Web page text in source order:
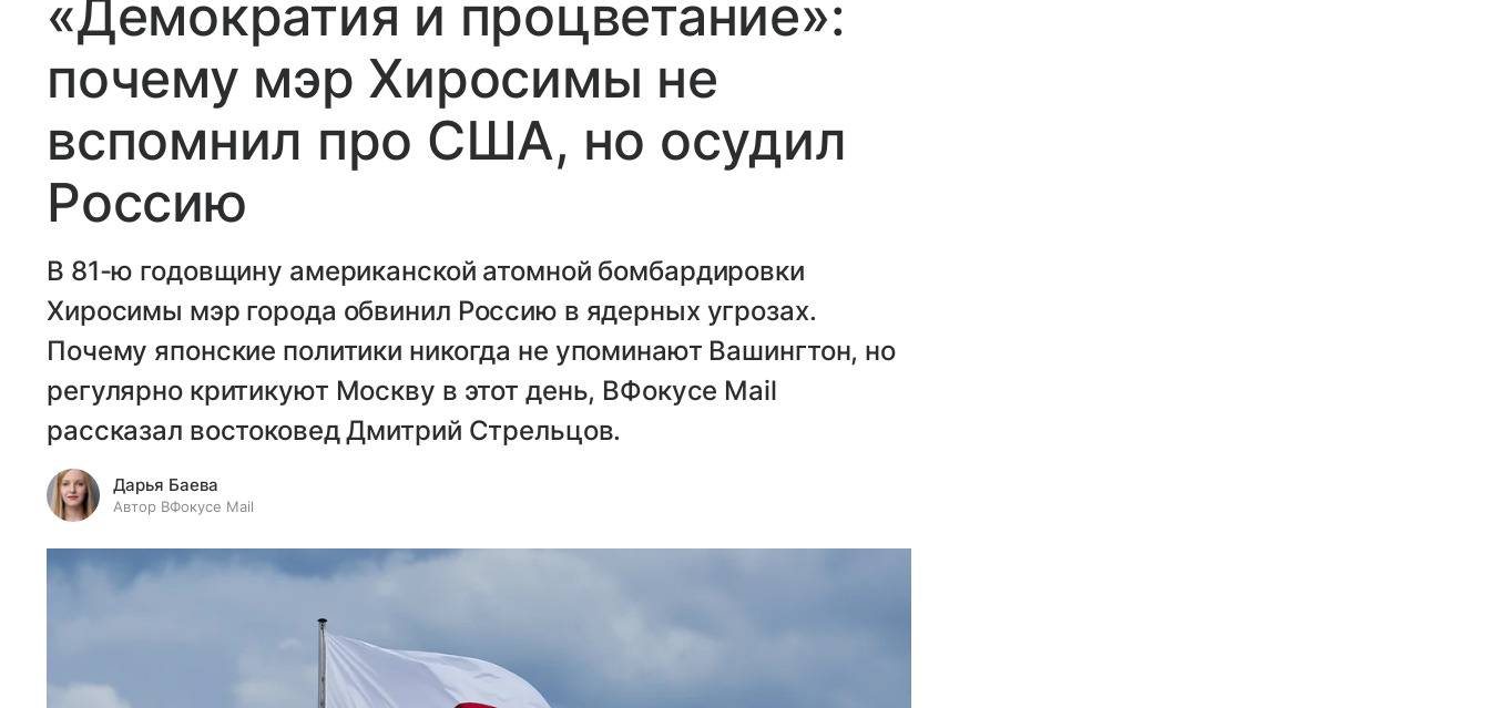
«Демократия и процветание»:
почему мэр Хиросимы не
вспомнил про США, но осудил
Россию
В 81-ю годовщину американской атомной бомбардировки
Хиросимы мэр города обвинил Россию в ядерных угрозах.
Почему японские политики никогда не упоминают Вашингтон, но
регулярно критикуют Москву в этот день, ВФокусе Mail
рассказал востоковед Дмитрий Стрельцов.
Дарья Баева
Автор ВФокусе Mail